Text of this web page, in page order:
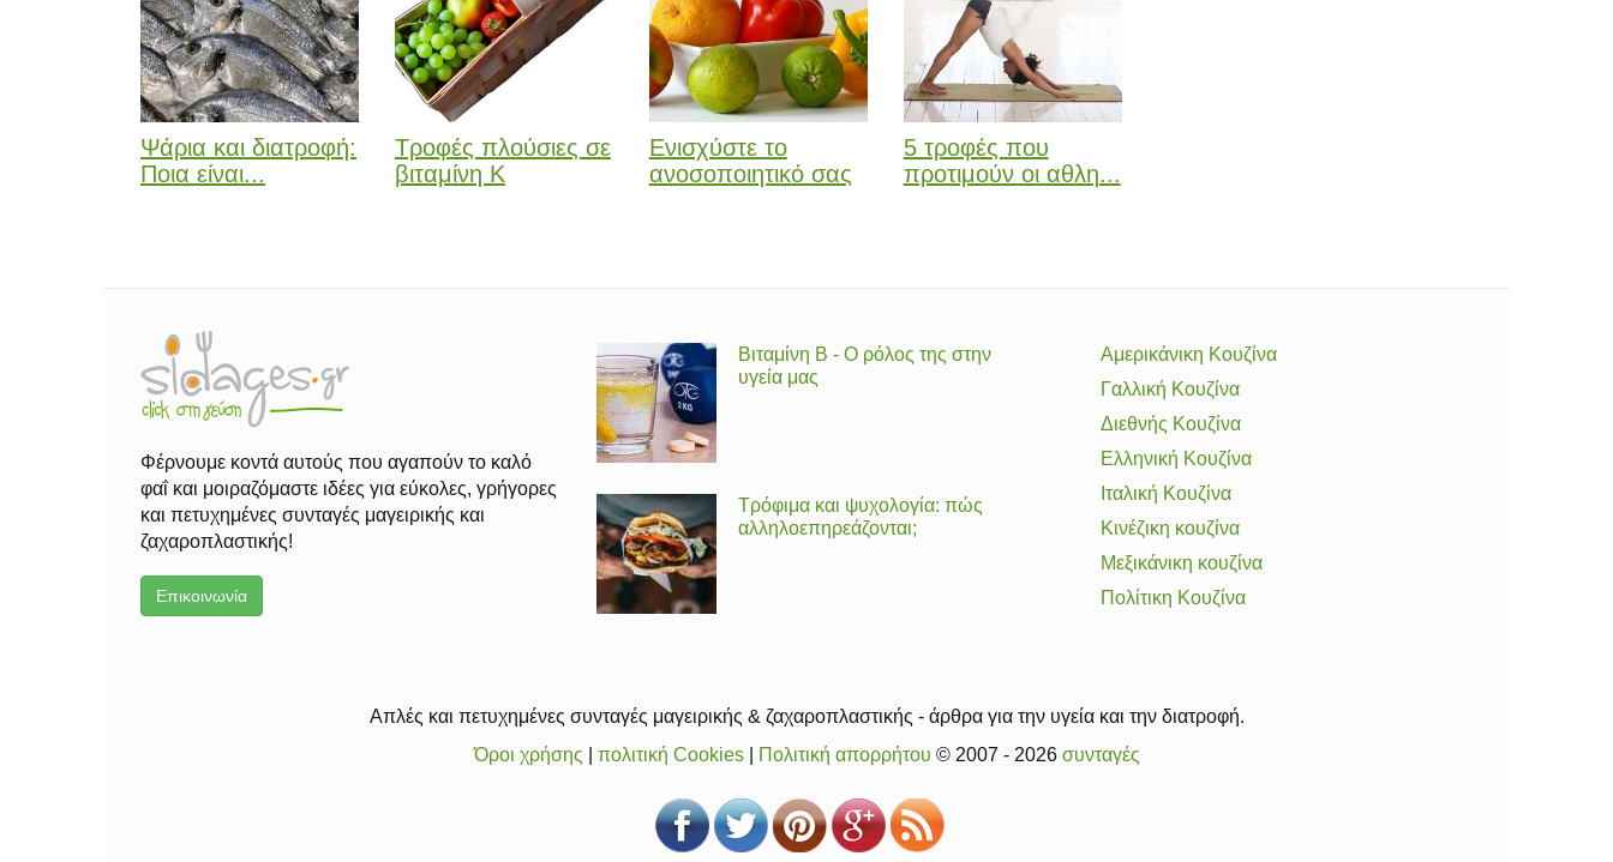
Ψάρια και διατροφή:
Ποια είναι...
Τροφές πλούσιες σε
βιταμίνη Κ
Ενισχύστε το
ανοσοποιητικό σας
5 τροφές που
προτιμούν οι αθλη...
Φέρνουμε κοντά αυτούς που αγαπούν το καλό
φαΐ και μοιραζόμαστε ιδέες για εύκολες, γρήγορες
και πετυχημένες συνταγές μαγειρικής και
ζαχαροπλαστικής!
Επικοινωνία
Βιταμίνη Β - Ο ρόλος της στην
υγεία μας
Τρόφιμα και ψυχολογία: πώς
αλληλοεπηρεάζονται;
Αμερικάνικη Κουζίνα
Γαλλική Κουζίνα
Διεθνής Κουζίνα
Ελληνική Κουζίνα
Ιταλική Κουζίνα
Κινέζικη κουζίνα
Μεξικάνικη κουζίνα
Πολίτικη Κουζίνα
Απλές και πετυχημένες συνταγές μαγειρικής & ζαχαροπλαστικής - άρθρα για την υγεία και την διατροφή.
Όροι χρήσης
πολιτική Cookies| Πολιτική απορρήτου © 2007 - 2026 συνταγές